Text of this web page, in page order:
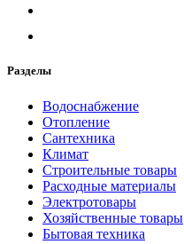
Разделы
Водоснабжение
Отопление
Сантехника
Климат
Строительные товары
Расходные материалы
Электротовары
Хозяйственные товары
Бытовая техника